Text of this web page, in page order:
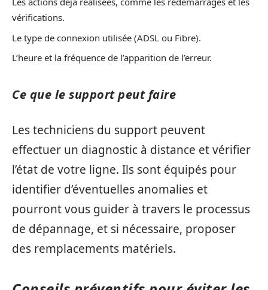
vérifications.
Le type de connexion utilisée (ADSL ou Fibre).
L’heure et la fréquence de l’apparition de l’erreur.
Ce que le support peut faire
Les techniciens du support peuvent
effectuer un diagnostic à distance et vérifier
l’état de votre ligne. Ils sont équipés pour
identifier d’éventuelles anomalies et
pourront vous guider à travers le processus
de dépannage, et si nécessaire, proposer
des remplacements matériels.